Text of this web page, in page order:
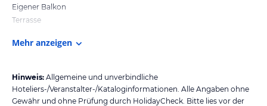
Eigener Balkon
Terrasse
Mehr anzeigen
Hinweis: Allgemeine und unverbindliche
Hoteliers-/Veranstalter-/Kataloginformationen. Alle Angaben ohne
Gewähr und ohne Prüfung durch HolidayCheck. Bitte lies vor der